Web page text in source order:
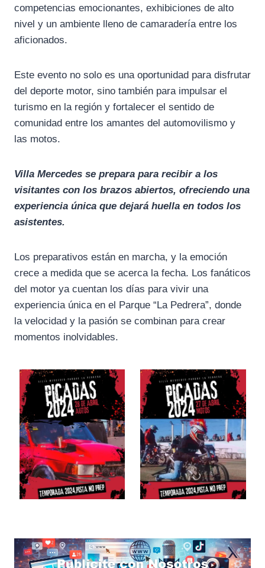
competencias emocionantes, exhibiciones de alto
nivel y un ambiente lleno de camaradería entre los
aficionados.
Este evento no solo es una oportunidad para disfrutar
del deporte motor, sino también para impulsar el
turismo en la región y fortalecer el sentido de
comunidad entre los amantes del automovilismo y
las motos.
Villa Mercedes se prepara para recibir a los
visitantes con los brazos abiertos, ofreciendo una
experiencia única que dejará huella en todos los
asistentes.
Los preparativos están en marcha, y la emoción
crece a medida que se acerca la fecha. Los fanáticos
del motor ya cuentan los días para vivir una
experiencia única en el Parque “La Pedrera”, donde
la velocidad y la pasión se combinan para crear
momentos inolvidables.